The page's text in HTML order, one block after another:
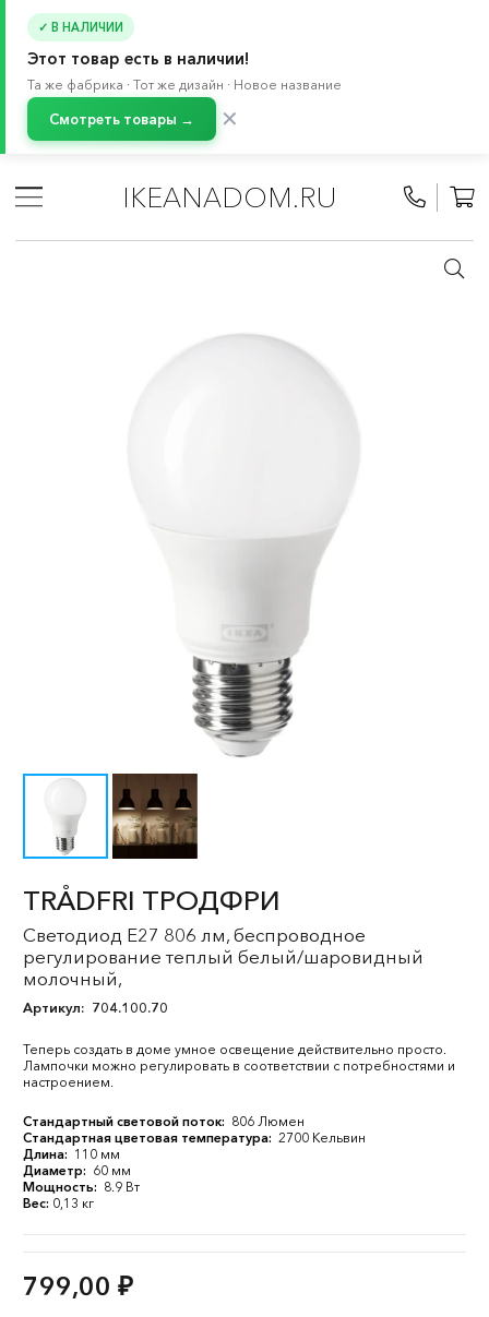
✓ В НАЛИЧИИ
Этот товар есть в наличии!
Та же фабрика · Тот же дизайн · Новое название
Смотреть товары → ✕
IKEANADOM.RU
Товары интеллектуального освещения /
Беспроводные светодиоды
TRÅDFRI ТРОДФРИ
Светодиод E27 806 лм, беспроводное
регулирование теплый белый/шаровидный
молочный,
Артикул: 704.100.70
Теперь создать в доме умное освещение действительно просто.
Лампочки можно регулировать в соответствии с потребностями и
настроением.
Стандартный световой поток: 806 Люмен
Стандартная цветовая температура: 2700 Кельвин
Длина: 110 мм
Диаметр: 60 мм
Мощность: 8.9 Вт
Вес: 0,13 кг
799,00 ₽